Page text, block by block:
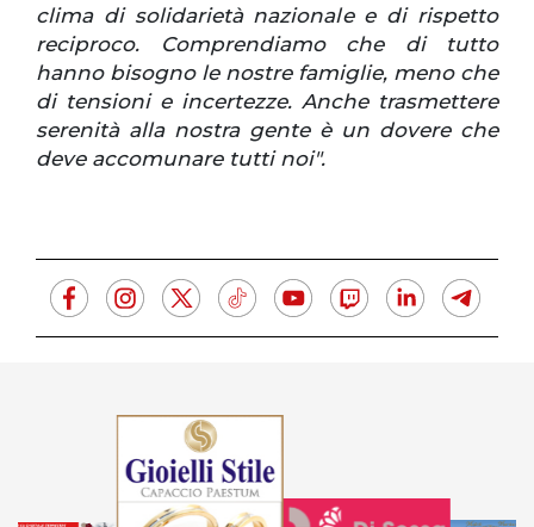
clima di solidarietà nazionale e di rispetto
reciproco. Comprendiamo che di tutto
hanno bisogno le nostre famiglie, meno che
di tensioni e incertezze. Anche trasmettere
serenità alla nostra gente è un dovere che
deve accomunare tutti noi".